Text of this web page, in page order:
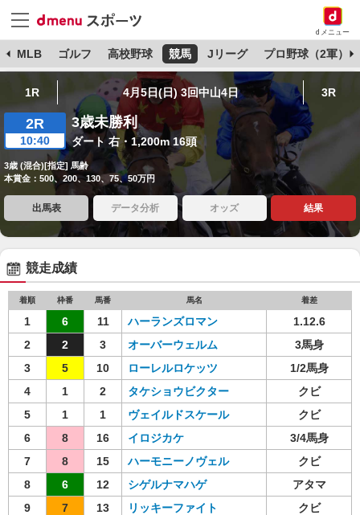
dメニュー
MLB ゴルフ 高校野球 競馬 Jリーグ プロ野球（2軍）
1R 4月5日(日) 3回中山4日 3R
2R
10:40
3歳未勝利
ダート 右・1,200m 16頭
3歳 (混合)[指定] 馬齢
本賞金：500、200、130、75、50万円
出馬表 データ分析 オッズ 結果
競走成績
着順 枠番 馬番 馬名 着差
1 6 11 ハーランズロマン
1.12.6
2
2 3 オーバーウェルム
3馬身
3
5 10 ローレルロケッツ
1/2馬身
4
1 2 タケショウビクター
クビ
5
1 1 ヴェイルドスケール
クビ
6
8 16 イロジカケ
3/4馬身
7
8 15 ハーモニーノヴェル
クビ
8
6 12 シゲルナマハゲ
アタマ
9
7 13 リッキーファイト
クビ